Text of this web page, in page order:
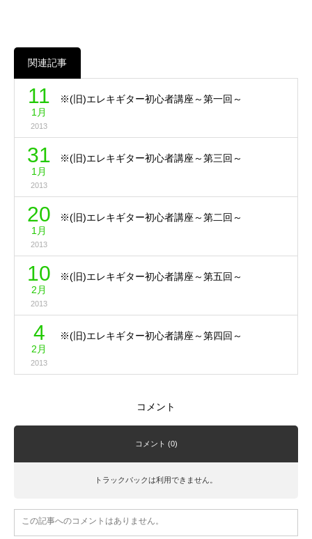
関連記事
11
1月
2013
※(旧)エレキギター初心者講座～第一回～
31
1月
2013
※(旧)エレキギター初心者講座～第三回～
20
1月
2013
※(旧)エレキギター初心者講座～第二回～
10
2月
2013
※(旧)エレキギター初心者講座～第五回～
4
2月
2013
※(旧)エレキギター初心者講座～第四回～
コメント
コメント (0)
トラックバックは利用できません。
この記事へのコメントはありません。